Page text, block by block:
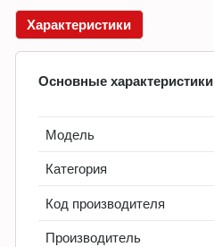
Характеристики
Основные характеристики
Модель
Категория
Код производителя
Производитель